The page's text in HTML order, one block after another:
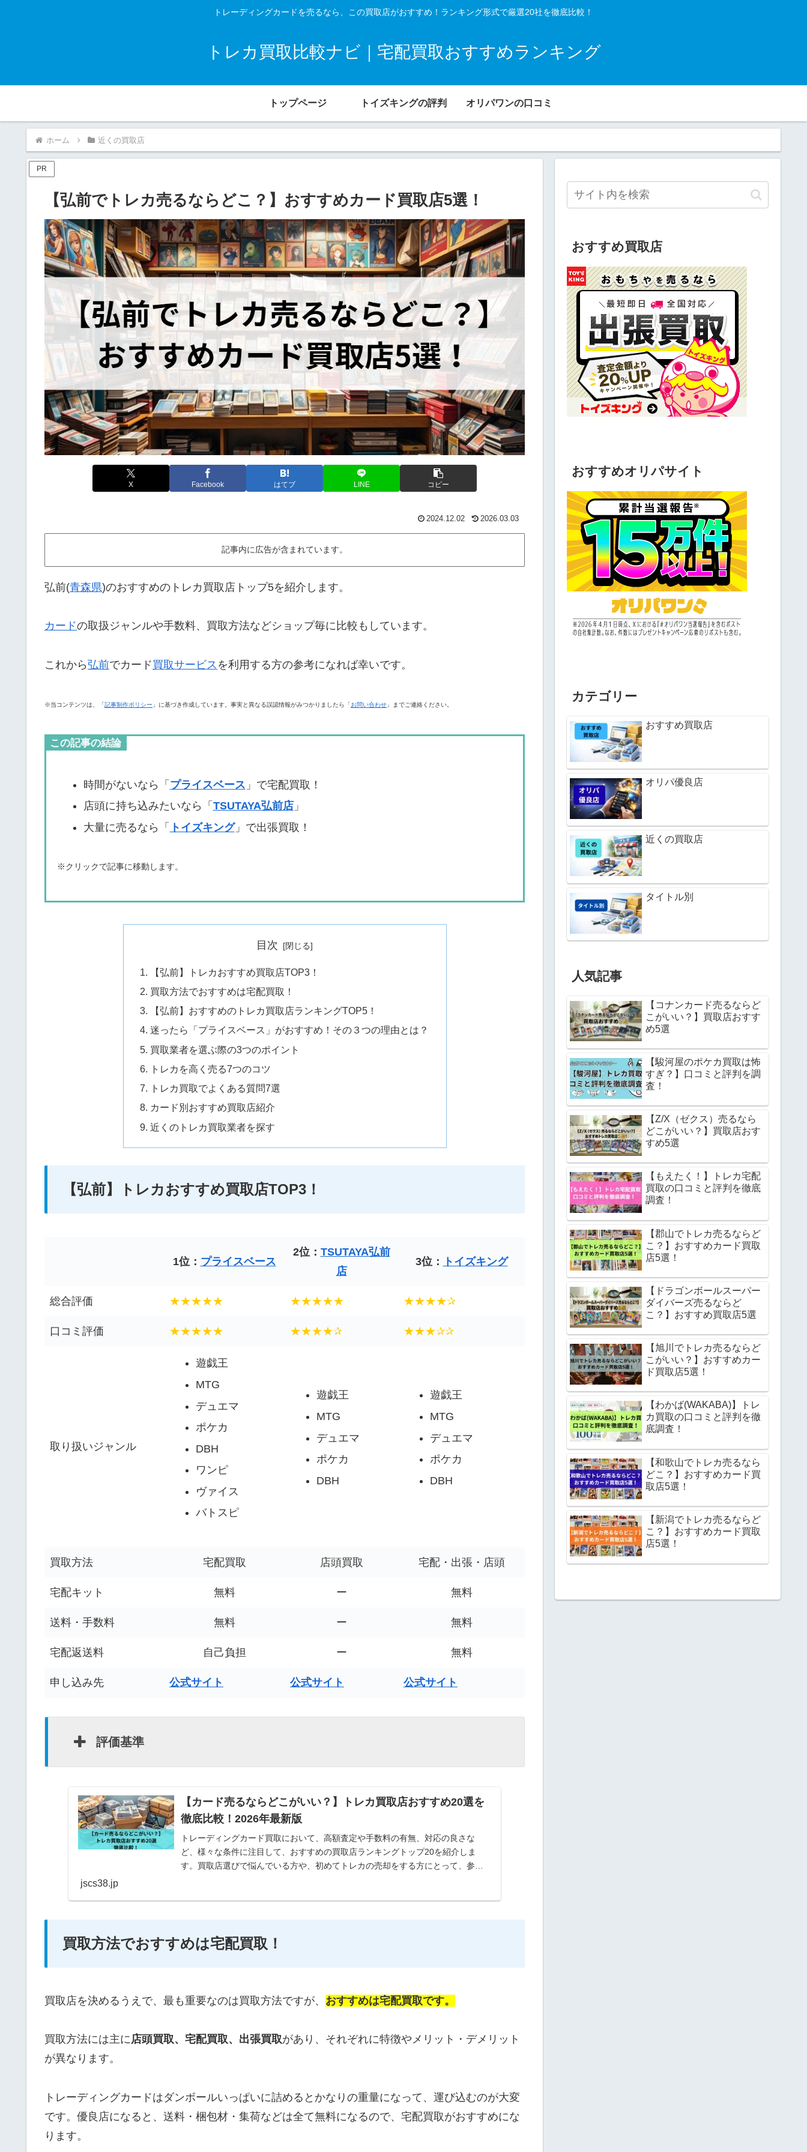
トレーディングカードを売るなら、この買取店がおすすめ！ランキング形式で厳選20社を徹底比較！
トレカ買取比較ナビ｜宅配買取おすすめランキング
トップページ トイズキングの評判 オリパワンの口コミ
ホーム 近くの買取店
PR
【弘前でトレカ売るならどこ？】おすすめカード買取店5選！
X Facebook はてブ LINE コピー
2024.12.02 2026.03.03
記事内に広告が含まれています。
弘前(青森県)のおすすめのトレカ買取店トップ5を紹介します。
カードの取扱ジャンルや手数料、買取方法などショップ毎に比較もしています。
これから弘前でカード買取サービス を利用する方の参考になれば幸いです。
※当コンテンツは、「記事制作ポリシー 」に基づき作成しています。事実と異なる誤認情報がみつかりましたら「お問い合わせ 」までご連絡ください。
この記事の結論
時間がないなら「 プライスベース 」で宅配買取！
店頭に持ち込みたいなら「 TSUTAYA弘前店」
大量に売るなら「
トイズキング」で出張買取！
※クリックで記事に移動します。
目次
【弘前】トレカおすすめ買取店TOP3！
買取方法でおすすめは宅配買取！
【弘前】おすすめのトレカ買取店ランキングTOP5！
迷ったら「プライスベース」がおすすめ！その３つの理由とは？
買取業者を選ぶ際の3つのポイント
トレカを高く売る7つのコツ
トレカ買取でよくある質問7選
カード別おすすめ買取店紹介
近くのトレカ買取業者を探す
【弘前】トレカおすすめ買取店TOP3！
1位： プライスベース
2位： TSUTAYA弘前
店
3位： トイズキング
総合評価 ★★★★★ ★★★★★ ★★★★✰
口コミ評価 ★★★★★ ★★★★✰ ★★★✰✰
取り扱いジャンル
遊戯王
MTG
デュエマ
ポケカ
DBH
ワンピ
ヴァイス
バトスピ
遊戯王
MTG
デュエマ
ポケカ
DBH
遊戯王
MTG
デュエマ
ポケカ
DBH
買取方法 宅配買取 店頭買取 宅配・出張・店頭
宅配キット 無料 ー 無料
送料・手数料 無料 ー 無料
宅配返送料 自己負担 ー 無料
申し込み先 公式サイト 公式サイト 公式サイト
評価基準
【カード売るならどこがいい？】トレカ買取店おすすめ20選を
徹底比較！2026年最新版
トレーディングカード買取において、高額査定や手数料の有無、対応の良さな
ど、様々な条件に注目して、おすすめの買取店ランキングトップ20を紹介しま
す。買取店選びで悩んでいる方や、初めてトレカの売却をする方にとって、参考
jscs38.jp
買取方法でおすすめは宅配買取！
買取店を決めるうえで、最も重要なのは買取方法ですが、 おすすめは宅配買取です。
買取方法には主に店頭買取、 宅配買取、出張買取があり、それぞれに特徴やメリット・デメリット
が異なります。
トレーディングカードはダンボールいっぱいに詰めるとかなりの重量になって、運び込むのが大変
です。優良店になると、送料・梱包材・集荷などは全て無料になるので、宅配買取がおすすめにな
ります。
おすすめ買取店
おすすめオリパサイト
カテゴリー
おすすめ買取店
オリパ優良店
近くの買取店
タイトル別
人気記事
【コナンカード売るならど
こがいい？】買取店おすす
め5選
【駿河屋のポケカ買取は怖
すぎ？】口コミと評判を調
査！
【Z/X（ゼクス）売るなら
どこがいい？】買取店おす
すめ5選
【もえたく！】トレカ宅配
買取の口コミと評判を徹底
調査！
【郡山でトレカ売るならど
こ？】おすすめカード買取
店5選！
【ドラゴンボールスーパー
ダイバーズ売るならど
こ？】おすすめ買取店5選
【旭川でトレカ売るならど
こがいい？】おすすめカー
ド買取店5選！
【わかば(WAKABA)】トレ
カ買取の口コミと評判を徹
底調査！
【和歌山でトレカ売るなら
どこ？】おすすめカード買
取店5選！
【新潟でトレカ売るならど
こ？】おすすめカード買取
店5選！